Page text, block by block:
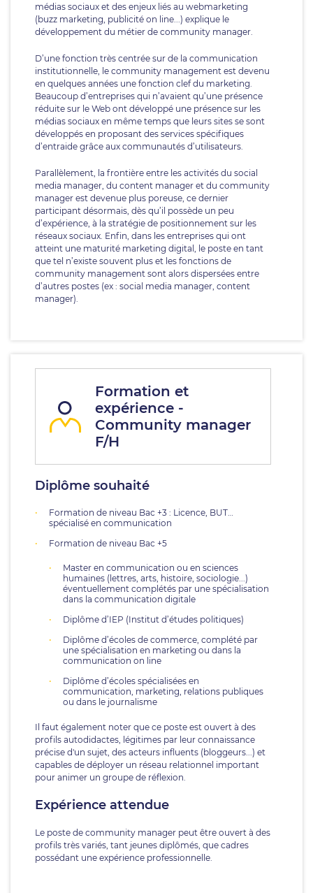
médias sociaux et des enjeux liés au webmarketing
(buzz marketing, publicité on line...) explique le
développement du métier de community manager.
D’une fonction très centrée sur de la communication
institutionnelle, le community management est devenu
en quelques années une fonction clef du marketing.
Beaucoup d’entreprises qui n’avaient qu’une présence
réduite sur le Web ont développé une présence sur les
médias sociaux en même temps que leurs sites se sont
développés en proposant des services spécifiques
d’entraide grâce aux communautés d’utilisateurs.
Parallèlement, la frontière entre les activités du social
media manager, du content manager et du community
manager est devenue plus poreuse, ce dernier
participant désormais, dès qu’il possède un peu
d’expérience, à la stratégie de positionnement sur les
réseaux sociaux. Enfin, dans les entreprises qui ont
atteint une maturité marketing digital, le poste en tant
que tel n’existe souvent plus et les fonctions de
community management sont alors dispersées entre
d’autres postes (ex : social media manager, content
manager).
Formation et
expérience -
Community manager
F/H
Diplôme souhaité
Formation de niveau Bac +3 : Licence, BUT…
spécialisé en communication
Formation de niveau Bac +5
Master en communication ou en sciences
humaines (lettres, arts, histoire, sociologie...)
éventuellement complétés par une spécialisation
dans la communication digitale
Diplôme d’IEP (Institut d’études politiques)
Diplôme d’écoles de commerce, complété par
une spécialisation en marketing ou dans la
communication on line
Diplôme d’écoles spécialisées en
communication, marketing, relations publiques
ou dans le journalisme
Il faut également noter que ce poste est ouvert à des
profils autodidactes, légitimes par leur connaissance
précise d'un sujet, des acteurs influents (bloggeurs...) et
capables de déployer un réseau relationnel important
pour animer un groupe de réflexion.
Expérience attendue
Le poste de community manager peut être ouvert à des
profils très variés, tant jeunes diplômés, que cadres
possédant une expérience professionnelle.